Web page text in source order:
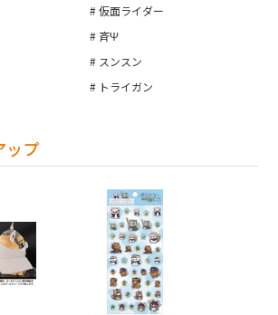
仮面ライダー
斉Ψ
スンスン
トライガン
ップ
お買い物を続ける
カートへ進む